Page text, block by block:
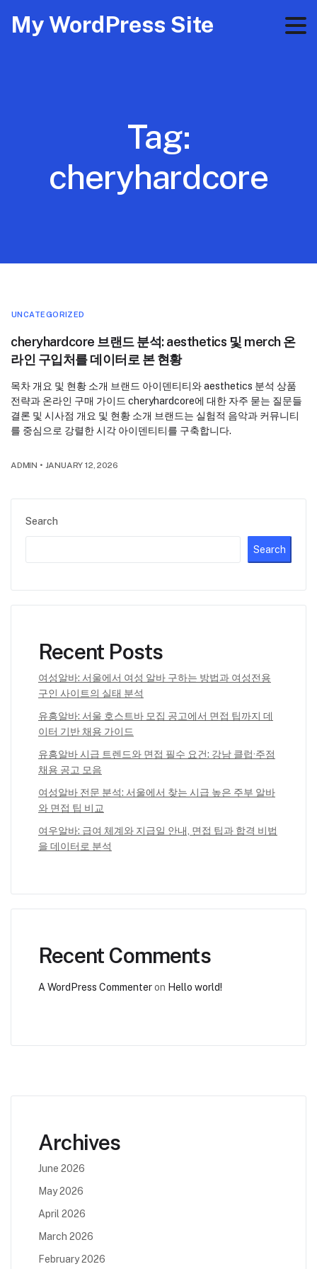
My WordPress Site
Tag:
cheryhardcore
Search
Search
Recent Posts
여성알바: 서울에서 여성 알바 구하는 방법과 여성전용
구인 사이트의 실태 분석
유흥알바: 서울 호스트바 모집 공고에서 면접 팁까지 데
이터 기반 채용 가이드
유흥알바 시급 트렌드와 면접 필수 요건: 강남 클럽·주점
채용 공고 모음
여성알바 전문 분석: 서울에서 찾는 시급 높은 주부 알바
와 면접 팁 비교
여우알바: 급여 체계와 지급일 안내, 면접 팁과 합격 비법
을 데이터로 분석
Recent Comments
A WordPress Commenteron Hello world!
UNCATEGORIZED
cheryhardcore 브랜드 분석: aesthetics 및 merch 온
라인 구입처를 데이터로 본 현황
목차 개요 및 현황 소개 브랜드 아이덴티티와 aesthetics 분석 상품
전략과 온라인 구매 가이드 cheryhardcore에 대한 자주 묻는 질문들
결론 및 시사점 개요 및 현황 소개 브랜드는 실험적 음악과 커뮤니티
를 중심으로 강렬한 시각 아이덴티티를 구축합니다.
ADMIN • JANUARY 12, 2026
Archives
June 2026
May 2026
April 2026
March 2026
February 2026